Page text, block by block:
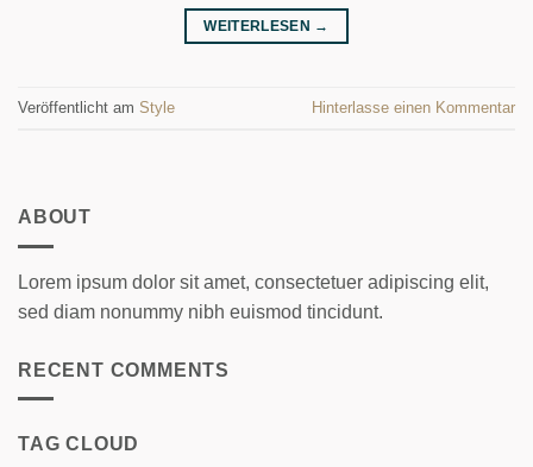
WEITERLESEN →
Veröffentlicht am Style Hinterlasse einen Kommentar
ABOUT
Lorem ipsum dolor sit amet, consectetuer adipiscing elit,
sed diam nonummy nibh euismod tincidunt.
RECENT COMMENTS
TAG CLOUD